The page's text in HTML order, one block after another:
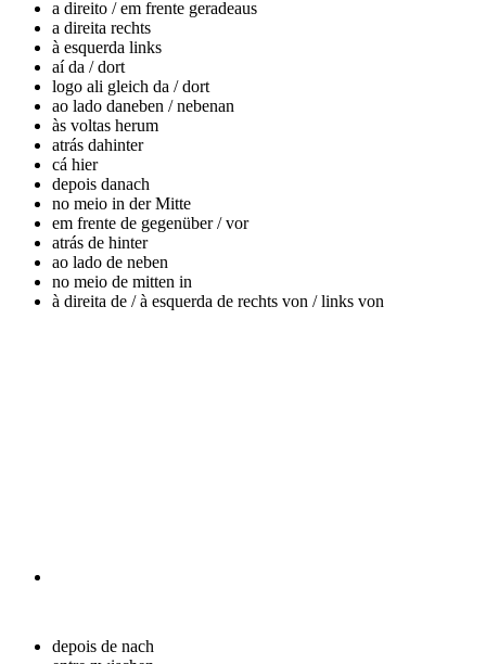
a direito / em frente geradeaus
a direita rechts
à esquerda links
aída / dort
logo ali gleich da / dort
ao lado daneben / nebenan
às voltas herum
atrás dahinter
cá hier
depois danach
no meio in der Mitte
em frente de gegenüber / vor
atrás de hinter
ao lado de neben
no meio de mitten in
à direita de / à esquerda de rechts von / links von
depois de nach